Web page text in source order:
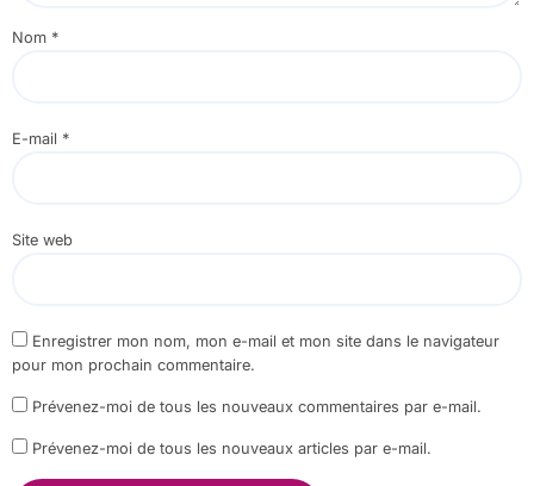
Nom *
E-mail *
Site web
Enregistrer mon nom, mon e-mail et mon site dans le navigateur
pour mon prochain commentaire.
Prévenez-moi de tous les nouveaux commentaires par e-mail.
Prévenez-moi de tous les nouveaux articles par e-mail.